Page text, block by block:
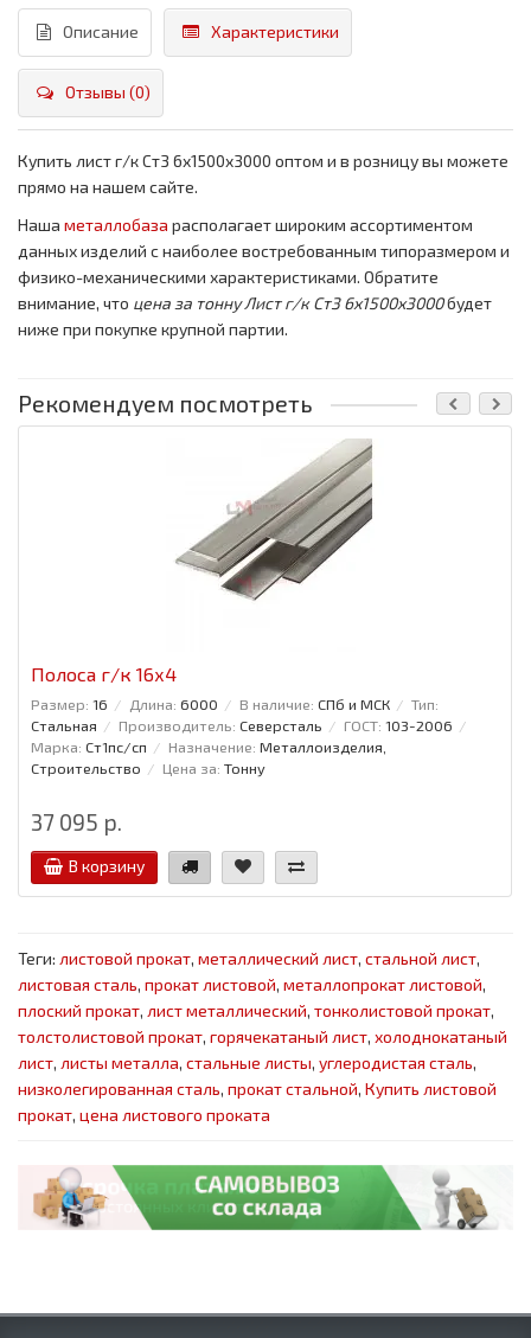
Описание Характеристики
Отзывы (0)
Купить лист г/к Ст3 6x1500x3000 оптом и в розницу вы можете
прямо на нашем сайте.
Наша металлобаза располагает широким ассортиментом
данных изделий с наиболее востребованным типоразмером и
физико-механическими характеристиками. Обратите
внимание, что цена за тоннуЛист г/к Ст3 6x1500x3000будет
ниже при покупке крупной партии.
Рекомендуем посмотреть
Полоса г/к 16x4
Размер: 16 Длина: 6000 В наличие: СПб и МСК
Тип:
Стальная
Производитель: Северсталь ГОСТ: 103-2006
Марка: Ст1пс/сп Назначение: Металлоизделия,
Строительство
Цена за: Тонну
37 095 р.
В корзину
Теги: листовой прокат, металлический лист, стальной лист,
листовая сталь, прокат листовой, металлопрокат листовой,
плоский прокат, лист металлический, тонколистовой прокат,
толстолистовой прокат, горячекатаный лист, холоднокатаный
лист, листы металла, стальные листы, углеродистая сталь,
низколегированная сталь, прокат стальной, Купить листовой
прокат, цена листового проката